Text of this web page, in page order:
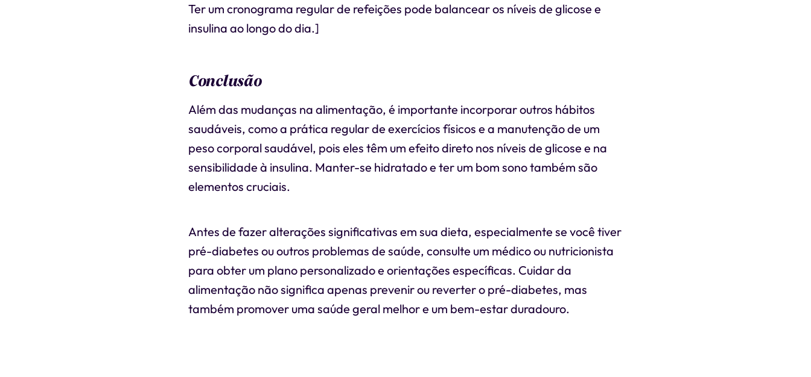
Ter um cronograma regular de refeições pode balancear os níveis de glicose e
insulina ao longo do dia.]
Conclusão
Além das mudanças na alimentação, é importante incorporar outros hábitos
saudáveis, como a prática regular de exercícios físicos e a manutenção de um
peso corporal saudável, pois eles têm um efeito direto nos níveis de glicose e na
sensibilidade à insulina. Manter-se hidratado e ter um bom sono também são
elementos cruciais.
Antes de fazer alterações significativas em sua dieta, especialmente se você tiver
pré-diabetes ou outros problemas de saúde, consulte um médico ou nutricionista
para obter um plano personalizado e orientações específicas. Cuidar da
alimentação não significa apenas prevenir ou reverter o pré-diabetes, mas
também promover uma saúde geral melhor e um bem-estar duradouro.